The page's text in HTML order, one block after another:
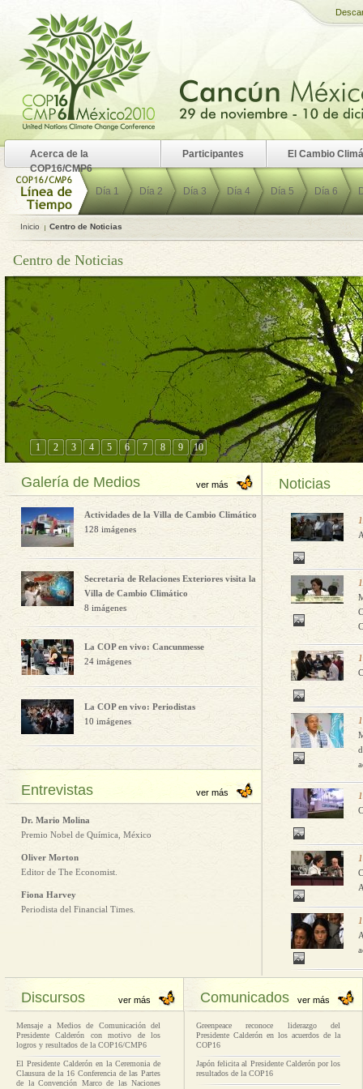
Centro de Noticias
1 2 3 4 5 6 7 8 9 10
Galería de Medios ver más
Actividades de la Villa de Cambio Climático
128 imágenes
Secretaria de Relaciones Exteriores visita la
Villa de Cambio Climático
8 imágenes
La COP en vivo: Cancunmesse
24 imágenes
La COP en vivo: Periodistas
10 imágenes
Entrevistas ver más
Dr. Mario Molina
Premio Nobel de Química, México
Oliver Morton
Editor de The Economist.
Fiona Harvey
Periodista del Financial Times.
Noticias
Discursos ver más Comunicados ver más
Mensaje a Medios de Comunicación del
Presidente Calderón con motivo de los
logros y resultados de la COP16/CMP6
El Presidente Calderón en la Ceremonia de
Clausura de la 16 Conferencia de las Partes
de la Convención Marco de las Naciones
Greenpeace reconoce liderazgo del
Presidente Calderón en los acuerdos de la
COP16
Japón felicita al Presidente Calderón por los
resultados de la COP16
Día 1 Día 2 Día 3 Día 4 Día 5 Día 6
Inicio Centro de Noticias
Acerca de la
COP16/CMP6
Participantes El Cambio